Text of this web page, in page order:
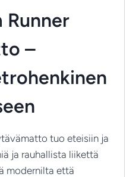
Runner
–
tuo eteisiin ja
ja rauhallista liikettä
modernilta että